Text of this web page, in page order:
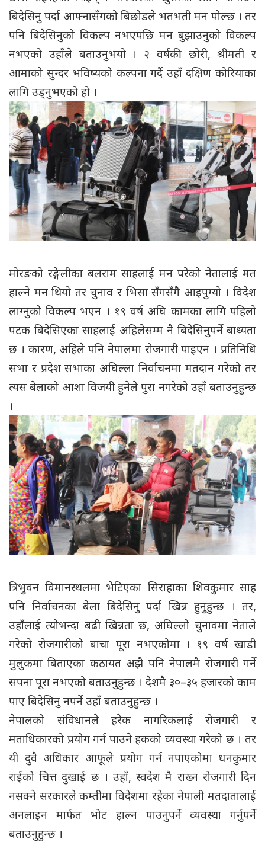
बिदेसिनु पर्दा आफ्नासँगको बिछोडले भतभती मन पोल्छ । तर
पनि बिदेसिनुको विकल्प नभएपछि मन बुझाउनुको विकल्प
नभएको उहाँले बताउनुभयो । २ वर्षकी छोरी, श्रीमती र
आमाको सुन्दर भविष्यको कल्पना गर्दै उहाँ दक्षिण कोरियाका
लागि उड्नुभएको हो ।
मोरङको रङ्गेलीका बलराम साहलाई मन परेको नेतालाई मत
हाल्ने मन थियो तर चुनाव र भिसा सँगसँगै आइपुग्यो । विदेश
लाग्नुको विकल्प भएन । १९ वर्ष अघि कामका लागि पहिलो
पटक बिदेसिएका साहलाई अहिलेसम्म नै बिदेसिनुपर्ने बाध्यता
छ । कारण, अहिले पनि नेपालमा रोजगारी पाइएन । प्रतिनिधि
सभा र प्रदेश सभाका अघिल्ला निर्वाचनमा मतदान गरेको तर
त्यस बेलाको आशा विजयी हुनेले पुरा नगरेको उहाँ बताउनुहुन्छ
।
त्रिभुवन विमानस्थलमा भेटिएका सिराहाका शिवकुमार साह
पनि निर्वाचनका बेला बिदेसिनु पर्दा खिन्न हुनुहुन्छ । तर,
उहाँलाई त्योभन्दा बढी खिन्नता छ, अघिल्लो चुनावमा नेताले
गरेको रोजगारीको बाचा पूरा नभएकोमा । १९ वर्ष खाडी
मुलुकमा बिताएका कठायत अझै पनि नेपालमै रोजगारी गर्ने
सपना पूरा नभएको बताउनुहुन्छ । देशमै ३०–३५ हजारको काम
पाए बिदेसिनु नपर्ने उहाँ बताउनुहुन्छ ।
नेपालको संविधानले हरेक नागरिकलाई रोजगारी र
मताधिकारको प्रयोग गर्न पाउने हकको व्यवस्था गरेको छ । तर
यी दुवै अधिकार आफूले प्रयोग गर्न नपाएकोमा धनकुमार
राईको चित्त दुखाई छ । उहाँ, स्वदेश मै राख्न रोजगारी दिन
नसक्ने सरकारले कम्तीमा विदेशमा रहेका नेपाली मतदातालाई
अनलाइन मार्फत भोट हाल्न पाउनुपर्ने व्यवस्था गर्नुपर्ने
बताउनुहुन्छ ।